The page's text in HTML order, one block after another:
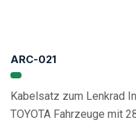
ARC-021
Kabelsatz zum Lenkrad
TOYOTA Fahrzeuge mit